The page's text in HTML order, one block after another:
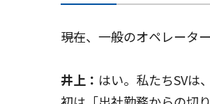
――現在、一般のオペレー
井上： はい。私たちSVは